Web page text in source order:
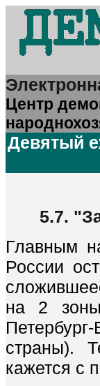
Центр
Девятый
5.7.
Главным
России
на 2
страны).
кажется с